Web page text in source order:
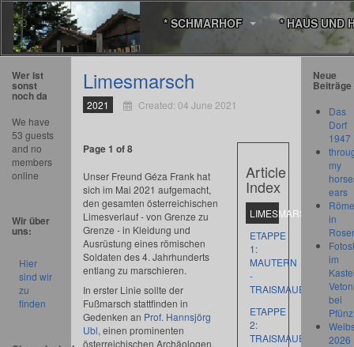
* SCHMARHOF * HAUS UND
Limesmarsch
2021 Created: 04 June 2021
Article
Index
LIMESMARSCH
ETAPPE
1:
MAUTERN
-
TRAISMAUER
ETAPPE
2:
TRAISMAUER
Page 1 of 8
Unser Freund Géza Frank hat
sich im Mai 2021 aufgemacht,
den gesamten österreichischen
Limesverlauf - von Grenze zu
Grenze - in Kleidung und
Ausrüstung eines römischen
Soldaten des 4. Jahrhunderts
entlang zu marschieren.
In erster Linie sollte der
Fußmarsch stattfinden in
Gedenken an Prof. Hannsjörg
Ubl, einen prominenten
österreichischen Archäologen,
Wer ist
sonst
noch da
We have
53 guests
and no
members
online
Wir über
uns:
Hier
sind wir
zu
finden
Neue
Beiträge
Das
Dorf
1947
my
ears
in
im
bei
Pfünz
2026